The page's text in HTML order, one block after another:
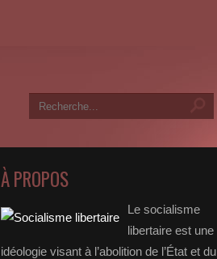
À PROPOS
Le socialisme
libertaire est une
idéologie visant à l’abolition de l’État et du